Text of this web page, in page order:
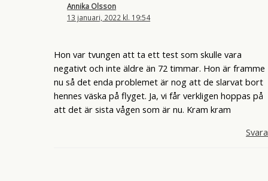
Annika Olsson
13 januari, 2022 kl. 19:54
Hon var tvungen att ta ett test som skulle vara
negativt och inte äldre än 72 timmar. Hon är framme
nu så det enda problemet är nog att de slarvat bort
hennes väska på flyget. Ja, vi får verkligen hoppas på
att det är sista vågen som är nu. Kram kram
Svara